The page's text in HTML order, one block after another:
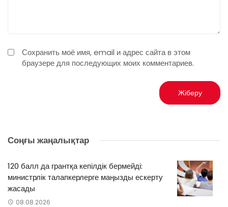
Сохранить моё имя, email и адрес сайта в этом
браузере для последующих моих комментариев.
Соңғы жаңалықтар
120 балл да грантқа кепілдік бермейді:
министрлік талапкерлерге маңызды ескерту
жасады
08.08.2026